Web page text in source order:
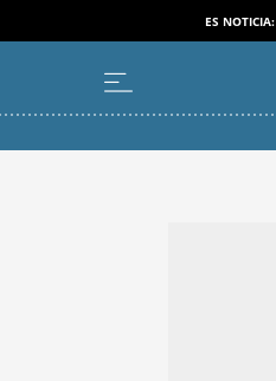
ES NOTICIA: